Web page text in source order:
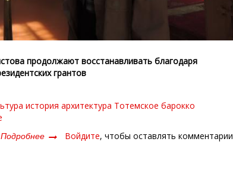
продолжают восстанавливать благодаря
грантов
история архитектура Тотемское барокко
Подробнее о
Войдите, чтобы оставлять комментарии